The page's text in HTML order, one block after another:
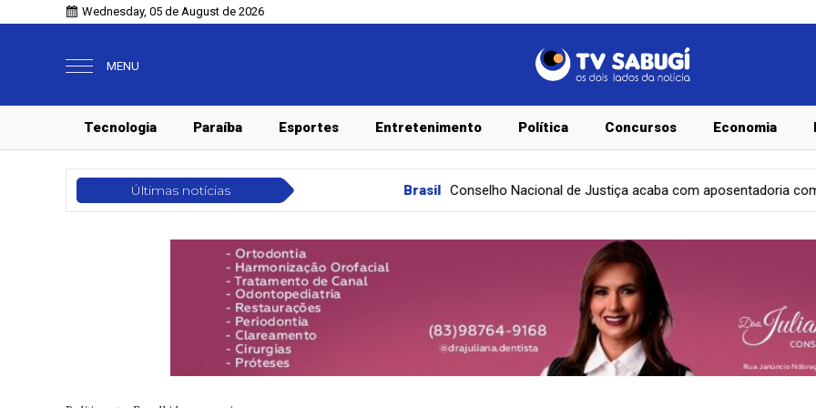
Wednesday, 05 de August de 2026
MENU
Tecnologia Paraíba Esportes Entretenimento Política Concursos Economia
Últimas notíciasBrasil Conselho Nacional de Justiça acaba com aposentadoria compulsória como punição